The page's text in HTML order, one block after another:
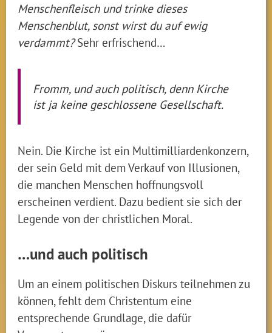
Menschenfleisch und trinke dieses
Menschenblut, sonst wirst du auf ewig
verdammt?Sehr erfrischend…
Fromm, und auch politisch, denn Kirche
ist ja keine geschlossene Gesellschaft.
Nein. Die Kirche ist ein Multimilliardenkonzern,
der sein Geld mit dem Verkauf von Illusionen,
die manchen Menschen hoffnungsvoll
erscheinen verdient. Dazu bedient sie sich der
Legende von der christlichen Moral.
…und auch politisch
Um an einem politischen Diskurs teilnehmen zu
können, fehlt dem Christentum eine
entsprechende Grundlage, die dafür